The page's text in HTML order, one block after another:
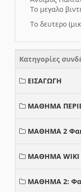
Το μεγαλο
Το δευτερο
Κατηγορίες
ΕΙΣΑΓΩΓΗ
ΜΑΘΗΜΑ
ΜΑΘΗΜΑ 2
ΜΑΘΗΜΑ WIKI
ΜΑΘΗΜΑ 2: